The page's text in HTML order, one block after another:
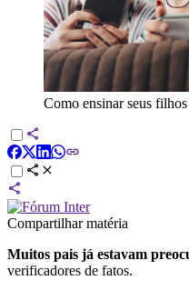
Como ensinar seus
Compartilhar matéria
Muitos pais já estavam
verificadores de fatos.